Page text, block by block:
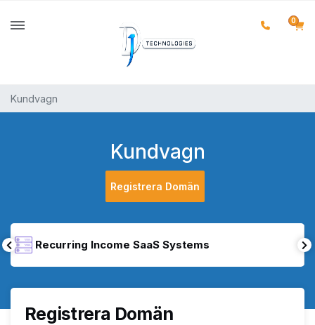
0
Kundvagn
Kundvagn
Registrera Domän
Recurring Income SaaS Systems
Registrera Domän